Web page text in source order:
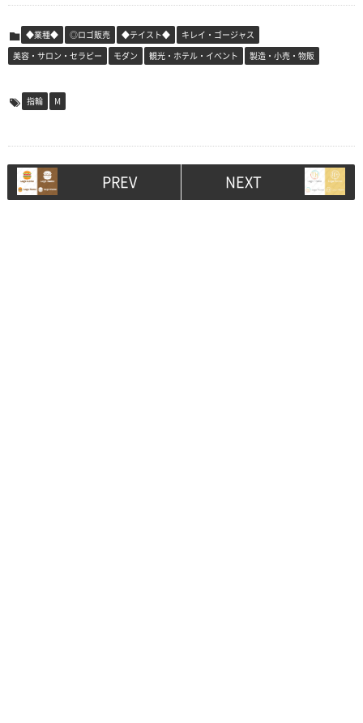
◆業種◆ ◎ロゴ販売 ◆テイスト◆
キレイ・ゴージャス
美容・サロン・セラピー
モダン 観光・ホテル・イベント 製造・小売・物販
指輪 M
PREV NEXT